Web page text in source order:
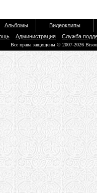
Альбомы
Видеоклипы
Администрация Служба
Все права защищены © 2007-2026